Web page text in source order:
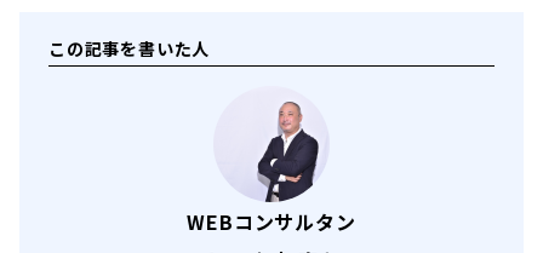
この記事を書いた人
WEBコンサルタン